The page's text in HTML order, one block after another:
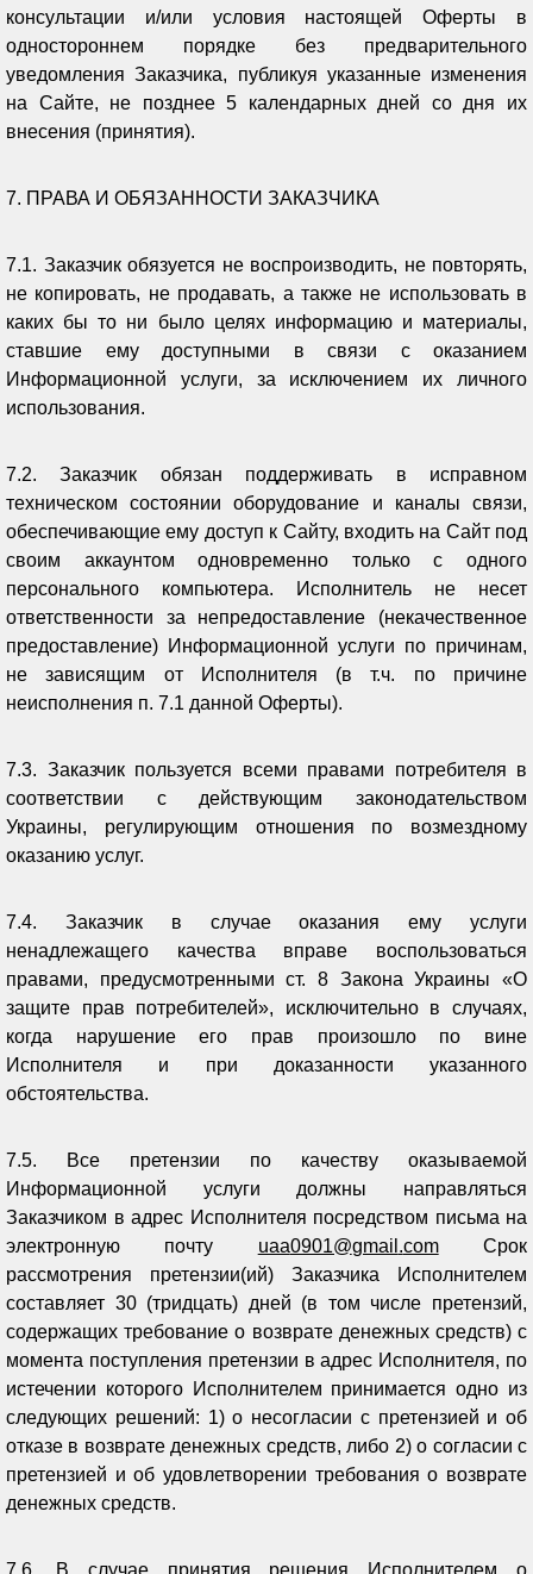
консультации и/или условия настоящей Оферты в
одностороннем порядке без предварительного
уведомления Заказчика, публикуя указанные изменения
на Сайте, не позднее 5 календарных дней со дня их
внесения (принятия).
7. ПРАВА И ОБЯЗАННОСТИ ЗАКАЗЧИКА
7.1. Заказчик обязуется не воспроизводить, не повторять,
не копировать, не продавать, а также не использовать в
каких бы то ни было целях информацию и материалы,
ставшие ему доступными в связи с оказанием
Информационной услуги, за исключением их личного
использования.
7.2. Заказчик обязан поддерживать в исправном
техническом состоянии оборудование и каналы связи,
обеспечивающие ему доступ к Сайту, входить на Сайт под
своим аккаунтом одновременно только с одного
персонального компьютера. Исполнитель не несет
ответственности за непредоставление (некачественное
предоставление) Информационной услуги по причинам,
не зависящим от Исполнителя (в т.ч. по причине
неисполнения п. 7.1 данной Оферты).
7.3. Заказчик пользуется всеми правами потребителя в
соответствии с действующим законодательством
Украины, регулирующим отношения по возмездному
оказанию услуг.
7.4. Заказчик в случае оказания ему услуги
ненадлежащего качества вправе воспользоваться
правами, предусмотренными ст. 8 Закона Украины «О
защите прав потребителей», исключительно в случаях,
когда нарушение его прав произошло по вине
Исполнителя и при доказанности указанного
обстоятельства.
7.5. Все претензии по качеству оказываемой
Информационной услуги должны направляться
Заказчиком в адрес Исполнителя посредством письма на
электронную почту uaa0901@gmail .comСрок
рассмотрения претензии(ий) Заказчика Исполнителем
составляет 30 (тридцать) дней (в том числе претензий,
содержащих требование о возврате денежных средств) с
момента поступления претензии в адрес Исполнителя, по
истечении которого Исполнителем принимается одно из
следующих решений: 1) о несогласии с претензией и об
отказе в возврате денежных средств, либо 2) о согласии с
претензией и об удовлетворении требования о возврате
денежных средств.
7.6. В случае принятия решения Исполнителем о